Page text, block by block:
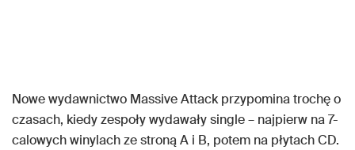
Nowe wydawnictwo Massive Attack przypomina trochę o
czasach, kiedy zespoły wydawały single – najpierw na 7-
calowych winylach ze stroną A i B, potem na płytach CD.